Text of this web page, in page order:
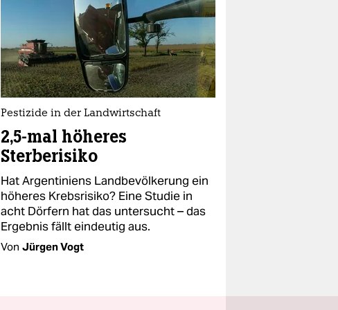
Pestizide in der Landwirtschaft
2,5-mal höheres
Sterberisiko
Hat Argentiniens Landbevölkerung ein
höheres Krebsrisiko? Eine Studie in
acht Dörfern hat das untersucht – das
Ergebnis fällt eindeutig aus.
Von Jürgen Vogt